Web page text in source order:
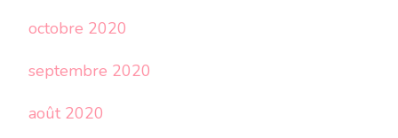
octobre 2020
septembre 2020
août 2020